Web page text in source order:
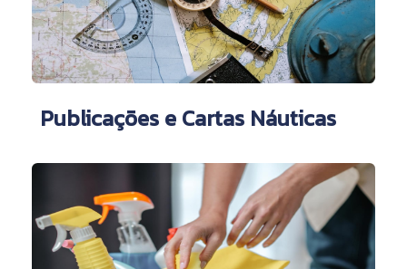
Publicações e Cartas Náuticas